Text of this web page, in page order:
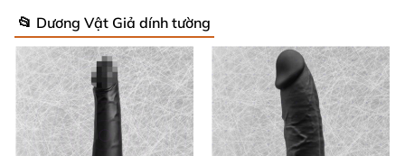
Tính năng đặc biệt: Khóa xoay 360 độ Pivot độc
quyền, tháo lắp siêu nhanh, chống rối dây hoàn
hảo. 🔄
Trọng lượng: Chỉ 150g siêu nhẹ, tự do di chuyển
📂 Dương Vật Giả dính tường